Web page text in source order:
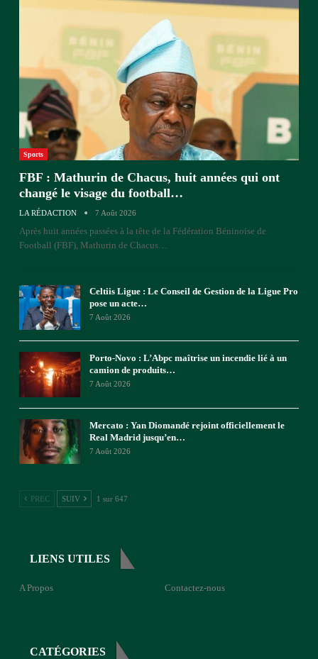
Sports
FBF : Mathurin de Chacus, huit années qui ont
changé le visage du football…
LA RÉDACTION 7 Août 2026
Après huit années passées à la tête de la Fédération Béninoise de
Football (FBF), Mathurin de Chacus
Celtiis Ligue : Le Conseil de Gestion de la Ligue Pro
pose un acte…
7 Août 2026
Porto-Novo : L’Abpc maîtrise un incendie lié à un
camion de produits…
7 Août 2026
Mercato : Yan Diomandé rejoint officiellement le
Real Madrid jusqu’en…
7 Août 2026
PREC SUIV 1 sur 647
LIENS UTILES
A Propos Contactez-nous
CATÉGORIES